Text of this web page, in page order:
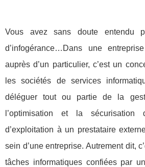
Vous avez sans doute entendu
d’infogérance…Dans une
auprès d’un particulier, c’est un
les sociétés de services
déléguer tout ou partie de la
l’optimisation et la sécurisation
d’exploitation à un prestataire
sein d’une entreprise. Autrement dit,
tâches informatiques confiées par